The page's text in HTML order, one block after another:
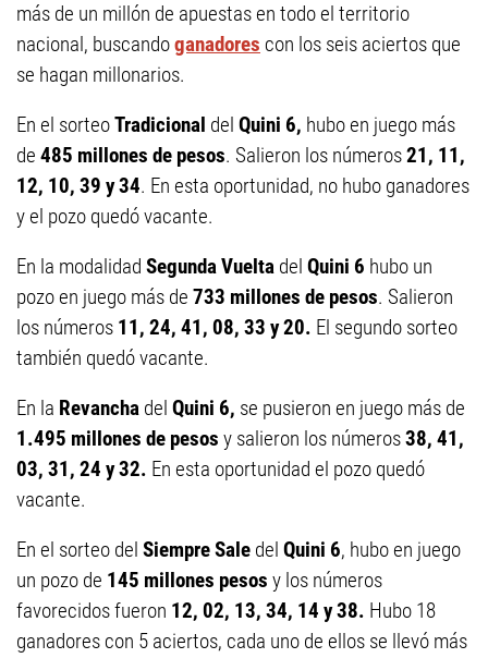
más de un millón de apuestas en todo el territorio
nacional, buscandoganadores con los seis aciertos que
se hagan millonarios.
En el sorteoTradicional del Quini 6, hubo en juego más
de 485 millones de pesos. Salieron los números21, 11,
12, 10, 39 y 34. En esta oportunidad, no hubo ganadores
y el pozo quedó vacante.
En la modalidad Segunda Vuelta del Quini 6 hubo un
pozo en juego más de 733 millones de pesos. Salieron
los números 11, 24, 41, 08, 33 y 20. El segundo sorteo
también quedó vacante.
En la Revancha del Quini 6, se pusieron en juego más de
1.495 millones de pesos y salieron los números38, 41,
03, 31, 24 y 32. En esta oportunidad el pozo quedó
vacante.
En el sorteo del Siempre Sale del Quini 6, hubo en juego
un pozo de 145 millones pesos y los números
favorecidos fueron 12, 02, 13, 34, 14 y 38. Hubo 18
ganadores con 5 aciertos, cada uno de ellos se llevó más